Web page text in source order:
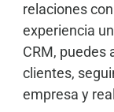
relaciones
experiencia
CRM, puedes
clientes,
empresa y